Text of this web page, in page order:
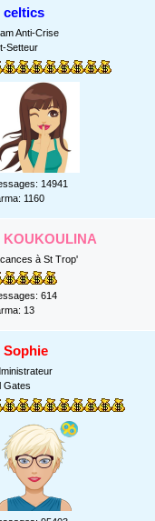
celtics
Anti-Crise
Setteur
14941
1160
KOUKOULINA
à St Trop'
614
13
Sophie
Gates